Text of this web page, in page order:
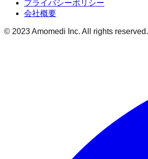
プライバシーポリシー
会社概要
© 2023 Amomedi Inc. All rights reserved.